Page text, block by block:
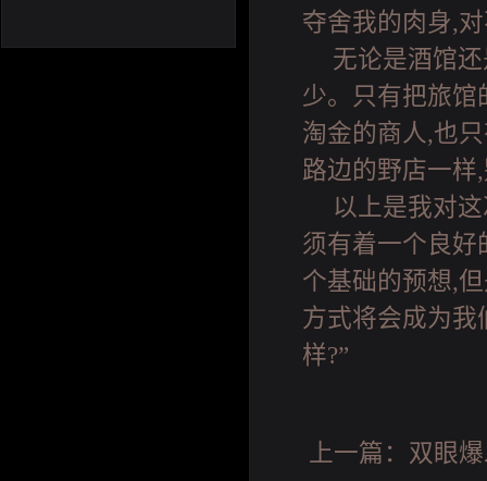
夺舍我的肉身,
无论是酒馆
少。只有把旅馆
淘金的商人,也
路边的野店一样
以上是我对
须有着一个良好
个基础的预想,
方式将会成为我
样?”
上一篇： 双眼